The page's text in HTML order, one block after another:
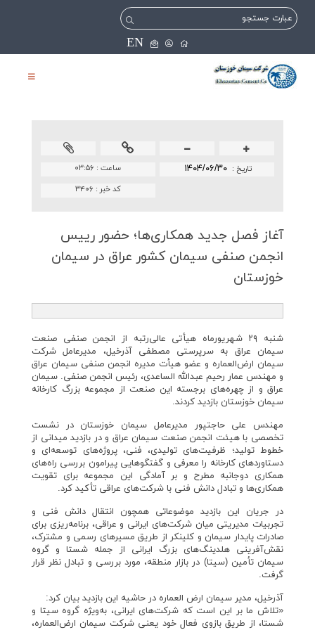
EN
ساعت : ۰۳:۵۶ تاريخ : ۱۴۰۴/۰۶/۳۰
کد خبر : ۳۴۰۶
آغاز فصل جدید همكاری‌ها؛ حضور رییس
انجمن صنفی سیمان كشور عراق در سیمان
خوزستان
شنبه ۲۹ شهریورماه هیأتی عالی‌رتبه از انجمن صنفی صنعت
سیمان عراق به سرپرستی مصطفی آذرخیل، مدیرعامل شرکت
سیمان ارض‌العماره و عضو هیأت مدیره انجمن صنفی سیمان عراق
و مهندس عمار رحیم عبدالله الساعدی، رئیس انجمن صنفی. سیمان
عراق و از چهره‌های برجسته این صنعت از مجموعه بزرگ کارخانه
سیمان خوزستان بازدید کردند.
مهندس علی حاجتپور مدیرعامل سیمان خوزستان در نشست
تخصصی با هیئت انجمن صنعت سیمان عراق و در بازدید میدانی از
خطوط تولید؛ ظرفیت‌های تولیدی، فنی، پروژه‌های توسعه‌ای و
دستاوردهای کارخانه را معرفی و گفتگوهایی پیرامون بررسی راه‌های
همکاری دوجانبه مطرح و بر آمادگی این مجموعه برای تقویت
همکاری‌ها و تبادل دانش فنی با شرکت‌های عراقی تأکید کرد.
در جریان این بازدید موضوعاتی همچون انتقال دانش فنی و
تجربیات مدیریتی میان شرکت‌های ایرانی و عراقی، برنامه‌ریزی برای
صادرات پایدار سیمان و کلینکر از طریق مسیرهای رسمی و مشترک،
نقش‌آفرینی هلدینگ‌های بزرگ ایرانی از جمله شستا و گروه
سیمان تأمین (سیتا) در بازار منطقه، مورد بررسی و تبادل نظر قرار
گرفت.
آذرخیل، مدیر سیمان ارض العماره در حاشیه این بازدید بیان کرد:
«تلاش ما بر این است که شرکت‌های ایرانی، به‌ویژه گروه سیتا و
شستا، از طریق بازوی فعال خود یعنی شرکت سیمان ارض‌العماره،